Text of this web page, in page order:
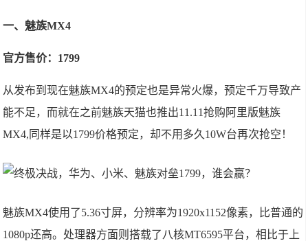
一、魅族MX4
官方售价：1799
从发布到现在魅族MX4的预定也是异常火爆，预定千万导致产
能不足，而就在之前魅族天猫也推出11.11抢购阿里版魅族
MX4,同样是以1799价格预定，却不用多久10W台再次抢空！
魅族MX4使用了5.36寸屏，分辨率为1920x1152像素，比普通的
1080p还高。处理器方面则搭载了八核MT6595平台，相比于上